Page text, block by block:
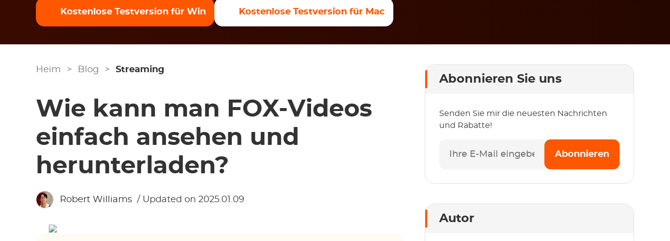
Kostenlose Testversion für Win Kostenlose Testversion für Mac
Heim > Blog > Streaming
Wie kann man FOX-Videos
einfach ansehen und
herunterladen?
Robert Williams / Updated on 2025.01.09
Abonnieren Sie uns
Senden Sie mir die neuesten Nachrichten
und Rabatte!
Abonnieren
Autor